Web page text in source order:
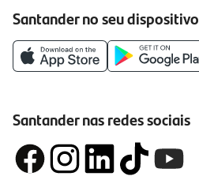
Santander no seu dispositivo
Santander nas redes sociais